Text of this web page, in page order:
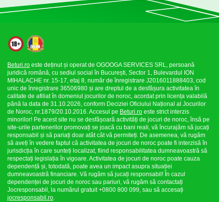
Beturi.ro este deținut și operat de OGOOGA SERVICES SRL, persoană
juridică română, cu sediul social în București, Sector 1, Bulevardul ION
MIHALACHE nr. 15-17, etaj 8, număr de înregistrare J2016011888403, cod
unic de înregistrare 36506980 și are dreptul de a desfășura activitatea în
calitate de afiliat în domeniul jocurilor de noroc, acordat prin licența valabilă
până la data de 31.10.2026, conform Deciziei Oficiului Național al Jocurilor
de Noroc, nr.1879/20.10.2016. Accesul pe Beturi.ro este strict interzis
minorilor! Pe acest site nu se desfășoară activități de jocuri de noroc, însă pe
site-urile partenerilor promovați se joacă cu bani reali, vă încurajăm să jucați
responsabil și să pariați doar atât cât vă permiteți. De asemenea, vă rugăm
să aveți în vedere faptul că activitatea de jocuri de noroc poate fi interzisă în
jurisdicția în care sunteți localizat, fiind responsabilitatea dumneavoastră să
respectați legislația în vigoare. Activitatea de jocuri de noroc poate cauza
dependență și, totodată, poate avea un impact asupra situației
dumneavoastră financiare. Vă rugăm să jucați responsabil! În cazul
dependenței de jocuri de noroc sau pariuri, vă rugăm să contactați
Jocresponsabil, la numărul gratuit +0800 800 099, sau să accesați
jocresponsabil.ro.